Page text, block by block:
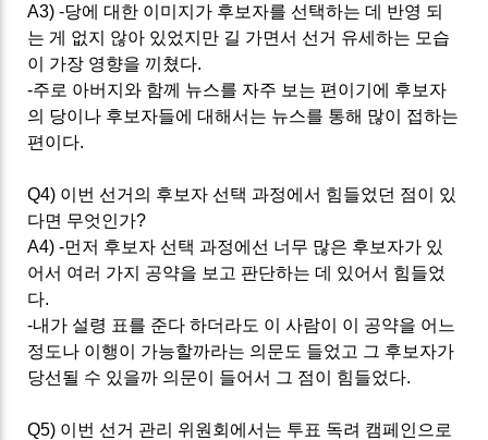
A3) -당에 대한 이미지가 후보자를 선택하는 데 반영 되
는 게 없지 않아 있었지만 길 가면서 선거 유세하는 모습
이 가장 영향을 끼쳤다.
-주로 아버지와 함께 뉴스를 자주 보는 편이기에 후보자
의 당이나 후보자들에 대해서는 뉴스를 통해 많이 접하는
편이다.
Q4) 이번 선거의 후보자 선택 과정에서 힘들었던 점이 있
다면 무엇인가?
A4) -먼저 후보자 선택 과정에선 너무 많은 후보자가 있
어서 여러 가지 공약을 보고 판단하는 데 있어서 힘들었
다.
-내가 설령 표를 준다 하더라도 이 사람이 이 공약을 어느
정도나 이행이 가능할까라는 의문도 들었고 그 후보자가
당선될 수 있을까 의문이 들어서 그 점이 힘들었다.
Q5) 이번 선거 관리 위원회에서는 투표 독려 캠페인으로